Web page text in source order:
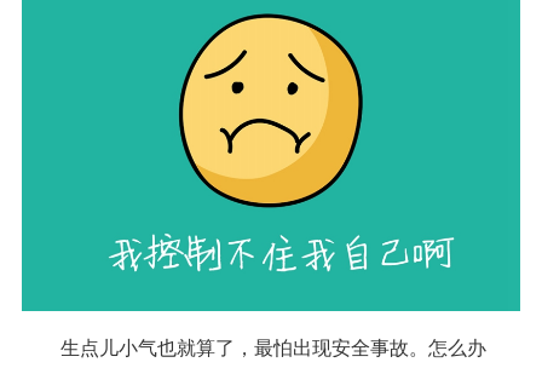
生点儿小气也就算了，最怕出现安全事故。怎么办